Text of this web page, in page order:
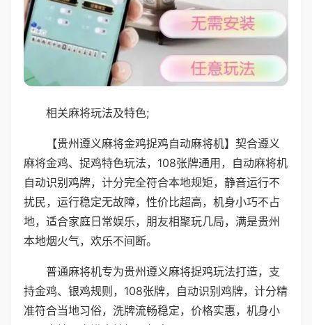
相关麻将玩法及特色;
【贵州遵义麻将金鸡捉鸡自动麻将机】契合遵义
麻将金鸡、捉鸡特色玩法，108张牌通用，自动麻将机
自动识别鸡牌，计分完全符合本地规矩，静音运行不
扰民，运行稳定无故障，性价比超高，机身小巧不占
地，适合家庭日常娱乐，朋友相聚玩几局，满是贵州
本地烟火气，欢乐不间断。
普通麻将机专为贵州遵义麻将捉鸡玩法打造，支
持金鸡、银鸡规则，108张牌，自动识别鸡牌，计分精
准符合当地习俗，洗牌流畅稳定，价格实惠，机身小